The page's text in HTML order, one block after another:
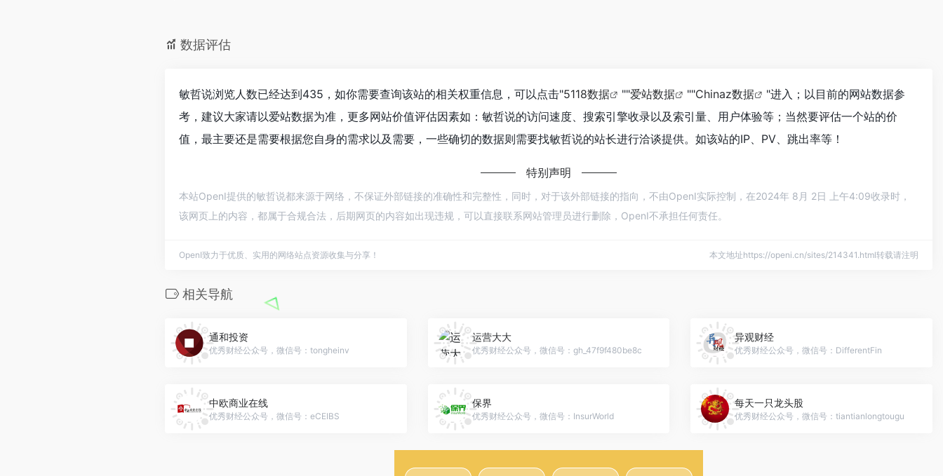
数据评估
敏哲说浏览人数已经达到435，如你需要查询该站的相关权重信息，可以点击"5118数据 ""爱站数据 ""Chinaz数据
"进入；以目前的网站数据参
考，建议大家请以爱站数据为准，更多网站价值评估因素如：敏哲说的访问速度、搜索引擎收录以及索引量、用户体验等；当然要评估一个站的价
值，最主要还是需要根据您自身的需求以及需要，一些确切的数据则需要找敏哲说的站长进行洽谈提供。如该站的IP、PV、跳出率等！
特别声明
本站OpenI提供的敏哲说都来源于网络，不保证外部链接的准确性和完整性，同时，对于该外部链接的指向，不由OpenI实际控制，在2024年 8月 2日 上午4:09收录时，
该网页上的内容，都属于合规合法，后期网页的内容如出现违规，可以直接联系网站管理员进行删除，OpenI不承担任何责任。
OpenI致力于优质、实用的网络站点资源收集与分享！ 本文地址https://openi.cn/sites/214341.html转载请注明
相关导航
通和投资
优秀财经公众号，微信号：tongheinv
运营大大
优秀财经公众号，微信号：gh_47f9f480be8c
异观财经
优秀财经公众号，微信号：DifferentFin
中欧商业在线
优秀财经公众号，微信号：eCEIBS
保界
优秀财经公众号，微信号：InsurWorld
每天一只龙头股
优秀财经公众号，微信号：tiantianlongtougu